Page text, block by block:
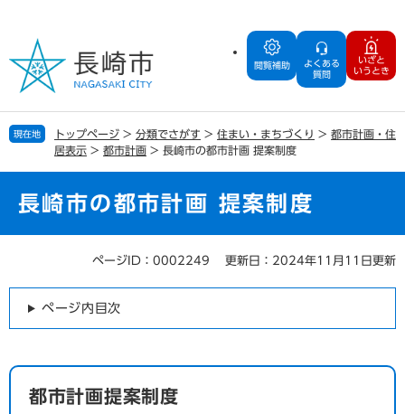
の
で
す
ー
ば
し
閲覧補助
よくある
質問
いざと
いうとき
現在地 トップページ > 分類でさがす > 住まい・まちづくり > 都市計画・住
居表示 > 都市計画 > 長崎市の都市計画 提案制度
長崎市の都市計画 提案制度
ページID：0002249 更新日：2024年11月11日更新
ページ内目次
都市計画提案制度